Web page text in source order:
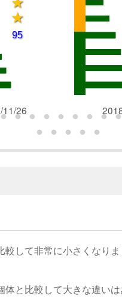
11/26
して非常に小さくなり
と比較して大きな違いは